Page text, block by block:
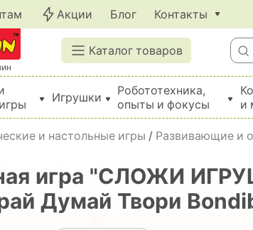
Акции Блог Контакты
Каталог товаров
Игрушки
Робототехника,
опыты и фокусы
и
и настольные игры / Развивающие и
игра "СЛОЖИ
Думай Твори